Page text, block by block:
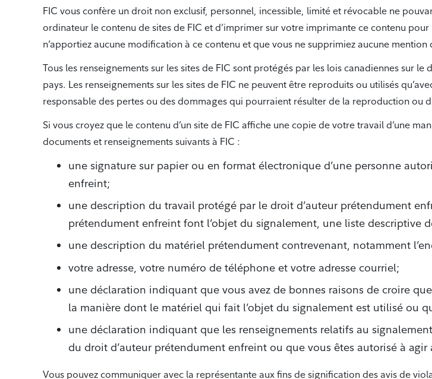
FIC vous confère un droit non exclusif, personnel, incessible, limité et révocable ne
ordinateur le contenu de sites de FIC et d’imprimer sur votre imprimante ce contenu
n’apportiez aucune modification à ce contenu et que vous ne supprimiez aucune
Tous les renseignements sur les sites de FIC sont protégés par les lois canadiennes sur
pays. Les renseignements sur les sites de FIC ne peuvent être reproduits ou utilisés
responsable des pertes ou des dommages qui pourraient résulter de la reproduction ou
Si vous croyez que le contenu d’un site de FIC affiche une copie de votre travail d’une
documents et renseignements suivants à FIC :
une signature sur papier ou en format électronique d’une personne
enfreint;
une description du travail protégé par le droit d’auteur prétendument
prétendument enfreint font l’objet du signalement, une liste descriptive
une description du matériel prétendument contrevenant, notamment
votre adresse, votre numéro de téléphone et votre adresse courriel;
une déclaration indiquant que vous avez de bonnes raisons de croire
la manière dont le matériel qui fait l’objet du signalement est utilisé ou
une déclaration indiquant que les renseignements relatifs au
du droit d’auteur prétendument enfreint ou que vous êtes autorisé à
Vous pouvez communiquer avec la représentante aux fins de signification des avis de